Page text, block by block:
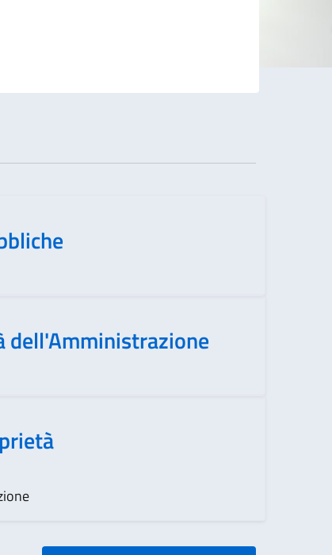
dell'Amministrazione